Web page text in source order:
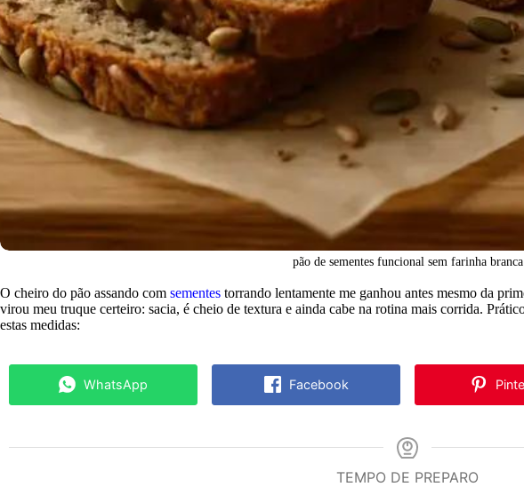
pão de sementes funcional sem farinha branca
O cheiro do pão assando com sementes torrando lentamente me ganhou antes mesmo da
virou meu truque certeiro: sacia, é cheio de textura e ainda cabe na rotina mais corrida.
estas medidas:
WhatsApp Facebook
TEMPO DE PREPARO